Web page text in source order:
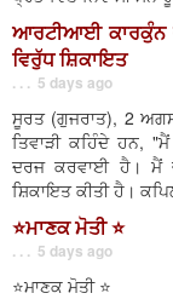
ਆਰਟੀਆਈ ਕਾਰਕੁੰਨ
ਵਿਰੁੱਧ ਸ਼ਿਕਾਇਤ
. . . 5 days ago
ਸੂਰਤ (ਗੁਜਰਾਤ), 2
ਤਿਵਾੜੀ ਕਹਿੰਦੇ ਹਨ,
ਦਰਜ ਕਰਵਾਈ ਹੈ। ਮੈਂ
ਸ਼ਿਕਾਇਤ ਕੀਤੀ ਹੈ।
⭐️ਮਾਣਕ ਮੋਤੀ ⭐️
. . . 5 days ago
⭐️ਮਾਣਕ ਮੋਤੀ ⭐️